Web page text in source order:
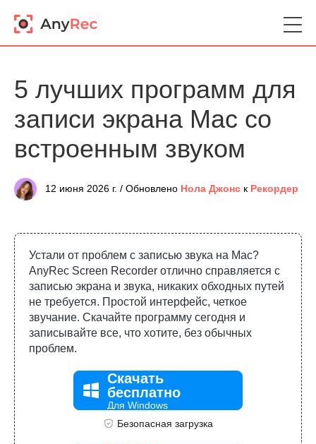
5 лучших программ для
записи экрана Mac со
встроенным звуком
12 июня 2026 г. / Обновлено Нола Джонс к Рекордер
Устали от проблем с записью звука на Mac?
AnyRec Screen Recorder отлично справляется с
записью экрана и звука, никаких обходных путей
не требуется. Простой интерфейс, четкое
звучание. Скачайте программу сегодня и
записывайте все, что хотите, без обычных
проблем.
Скачать
бесплатно
Для Windows
Безопасная загрузка